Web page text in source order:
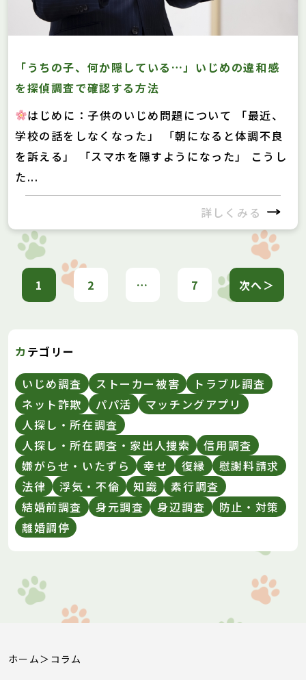
「うちの子、何か隠している…」いじめの違和感
を探偵調査で確認する方法
はじめに：子供のいじめ問題について 「最近、
学校の話をしなくなった」 「朝になると体調不良
を訴える」 「スマホを隠すようになった」 こうし
た...
詳しくみる
カテゴリー
いじめ調査
ストーカー被害
トラブル調査
ネット詐欺
パパ活
マッチングアプリ
人探し・所在調査
人探し・所在調査・家出人捜索
信用調査
嫌がらせ・いたずら
幸せ 復縁
慰謝料請求
法律
浮気・不倫 知識
素行調査
結婚前調査
身元調査 身辺調査
防止・対策
離婚調停
投
稿
ー
ジ
送
り
1 2 … 7 次へ＞
ホーム コラム